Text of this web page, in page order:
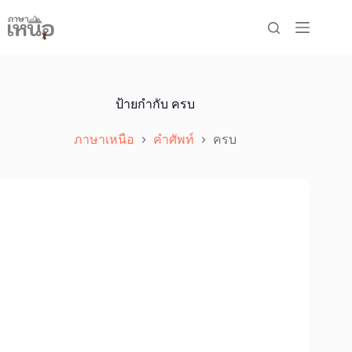
to
content
ป้ายกำกับ ครบ
ภาษาเหนือ คำศัพท์ ครบ